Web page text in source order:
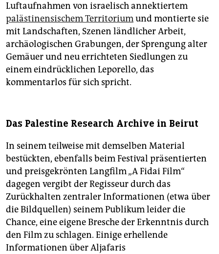
Luftaufnahmen von israelisch annektiertem
palästinensischem Territoriumund montierte sie
mit Landschaften, Szenen ländlicher Arbeit,
archäologischen Grabungen, der Sprengung alter
Gemäuer und neu errichteten Siedlungen zu
einem eindrücklichen Leporello, das
kommentarlos für sich spricht.
Das Palestine Research Archive in Beirut
In seinem teilweise mit demselben Material
bestückten, ebenfalls beim Festival präsentierten
und preisgekrönten Langfilm „A Fidai Film“
dagegen vergibt der Regisseur durch das
Zurückhalten zentraler Informationen (etwa über
die Bildquellen) seinem Publikum leider die
Chance, eine eigene Bresche der Erkenntnis durch
den Film zu schlagen. Einige erhellende
Informationen über Aljafaris